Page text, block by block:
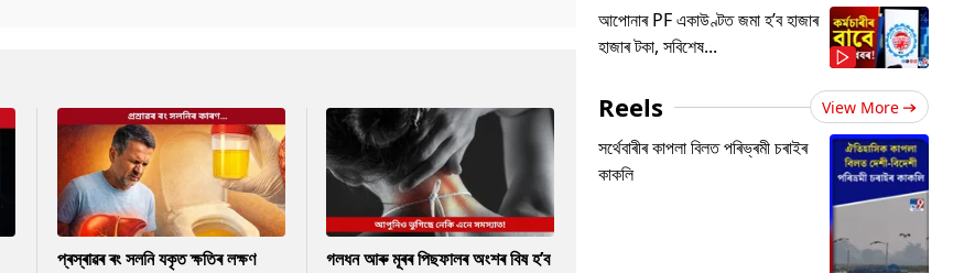
প্ৰস্ৰাৱৰ ৰং সলনি যকৃত ক্ষতিৰ লক্ষণ
গলধন আৰু মূৰৰ পিছফালৰ অংশৰ বিষ হ’ব
আপোনাৰ PF একাউণ্টত জমা হ’ব হাজাৰ
হাজাৰ টকা, সবিশেষ...
Reels View More
সৰ্থেবাৰীৰ কাপলা বিলত পৰিভ্ৰমী চৰাইৰ
কাকলি